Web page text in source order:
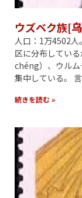
ウズベク族[
人口：1万4502
区に分布してい
chéng）、ウル
集中している。
続きを読む »